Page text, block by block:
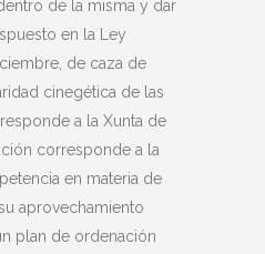
de la misma y dar
en la Ley
de caza de
cinegética de las
a la Xunta de
corresponde a la
en materia de
aprovechamiento
plan de ordenación